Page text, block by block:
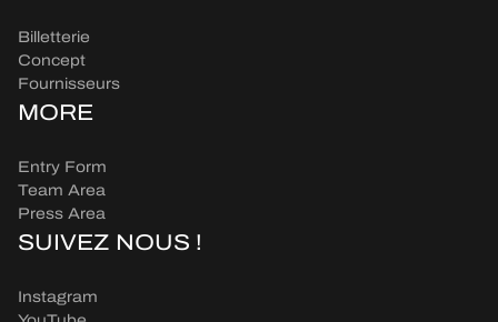
Billetterie
Concept
Fournisseurs
MORE
Entry Form
Team Area
Press Area
SUIVEZ NOUS !
Instagram